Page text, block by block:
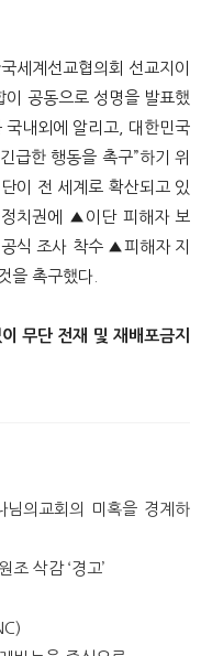
세계선교협의회 선교지이
이 공동으로 성명을 발표했
국내외에 알리고, 대한민국
급한 행동을 촉구”하기 위
이 전 세계로 확산되고 있
치권에 ▲이단 피해자 보
식 조사 착수 ▲피해자 지
을 촉구했다.
무단 전재 및 재배포금지
의교회의 미혹을 경계하
조 삭감 ‘경고’